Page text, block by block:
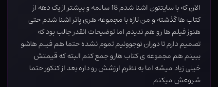
الان که با سایتتون اشنا شدم 18 سالمه و بیشتر از یک دهه از
کتاب ها گذشته و من تازه با مجموعه هری پاتر اشنا شدم حتی
هنوز فیلم ها رو هم ندیدم اما توضیحات انقدر جالب بود که
تصمیم دارم تا دوران نوجوونیم تموم نشده حتما هم فیلم هاشو
ببینم هم مجموعه ی کتاب هارو جمع کنم البته که قیمتش
خیلی زیاد میشه اما به نظرم ارزشش رو داره بعد از کنکور حتما
شروعش میکنم